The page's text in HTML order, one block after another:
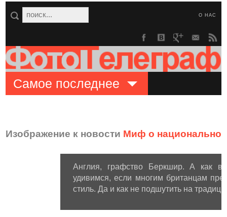
О НАС
Самое последнее
Изображение к новости Миф о
Англия, графство Беркшир. А как
удивимся, если многим британцам
стиль. Да и как не подшутить на